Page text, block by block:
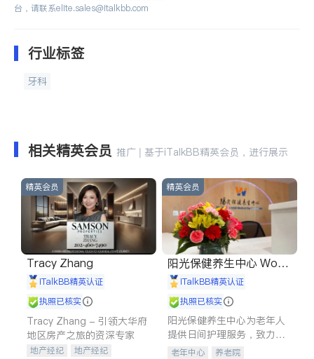
台，请联系elite.sales@italkbb.com
行业标签
牙科
相关精英会员 推广 | 基于iTalkBB精英会员，进行展示
精英会员
Tracy Zhang
iTalkBB精英认证
执照已核实
Tracy Zhang - 引领大华府
地区房产之旅的资深专家
地产经纪
地产经纪
精英会员
阳光保健养生中心 World
shine
iTalkBB精英认证
执照已核实
阳光保健养生中心为老年人
提供日间护理服务，致力于
通过持续的护理创新来有效
老年中心 养老院